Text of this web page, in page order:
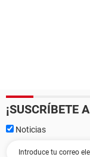
¡SUSCRÍBETE
Noticias